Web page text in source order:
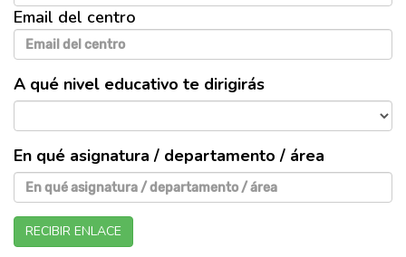
Email del centro
A qué nivel educativo te dirigirás
En qué asignatura / departamento / área
RECIBIR ENLACE